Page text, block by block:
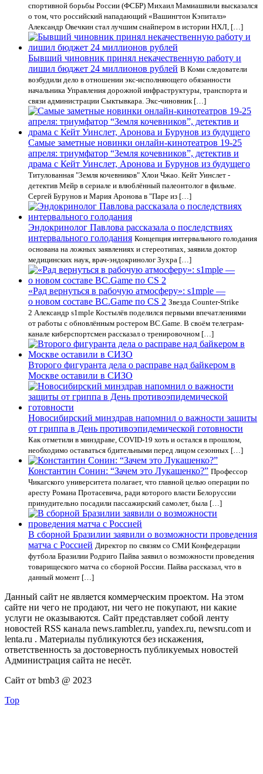
спортивной борьбы России (ФСБР) Михаил Мамиашвили высказался
о том, что российский нападающий «Вашингтон Кэпиталз»
Александр Овечкин стал лучшим снайпером в истории НХЛ, […]
Бывший чиновник принял некачественную работу и
лишил бюджет 24 миллионов рублей В Коми следователи
возбудили дело в отношении экс-исполняющего обязанности
начальника Управления дорожной инфраструктуры, транспорта и
связи администрации Сыктывкара. Экс-чиновник […]
Самые заметные новинки онлайн-кинотеатров 19-25
апреля: триумфатор “Земля кочевников”, детектив и
драма с Кейт Уинслет, Аронова и Бурунов из будущего
Титулованная "Земля кочевников" Хлои Чжао. Кейт Уинслет -
детектив Мейр в сериале и влюблённый палеонтолог в фильме.
Сергей Бурунов и Мария Аронова в "Паре из […]
Эндокринолог Павлова рассказала о последствиях
интервального голодания Концепция интервального голодания
основана на ложных заявлениях и стереотипах, заявила доктор
медицинских наук, врач-эндокринолог Зухра […]
«Рад вернуться в рабочую атмосферу»: s1mple —
о новом составе BC.Game по CS 2 Звезда Counter-Strike
2 Александр s1mple Костылёв поделился первыми впечатлениями
от работы с обновлённым ростером BC.Game. В своём телеграм-
канале киберспортсмен рассказал о тренировочном […]
Второго фигуранта дела о расправе над байкером в
Москве оставили в СИЗО
Новосибирский минздрав напомнил о важности защиты
от гриппа в День противоэпидемической готовности
Как отметили в минздраве, COVID-19 хоть и остался в прошлом,
необходимо оставаться бдительными перед лицом сезонных […]
Константин Сонин: “Зачем это Лукашенко?” Профессор
Чикагского университета полагает, что главной целью операции по
аресту Романа Протасевича, ради которого власти Белоруссии
принудительно посадили пассажирский самолет, была […]
В сборной Бразилии заявили о возможности проведения
матча с Россией Директор по связям со СМИ Конфедерации
футбола Бразилии Родриго Пайва заявил о возможности проведения
товарищеского матча со сборной России. Пайва рассказал, что в
данный момент […]
Данный сайт не является коммерческим проектом. На этом
сайте ни чего не продают, ни чего не покупают, ни какие
услуги не оказываются. Сайт представляет собой ленту
новостей RSS канала news.rambler.ru, yandex.ru, newsru.com и
lenta.ru . Материалы публикуются без искажения,
ответственность за достоверность публикуемых новостей
Администрация сайта не несёт.
Сайт от bmb3 @ 2023
Top